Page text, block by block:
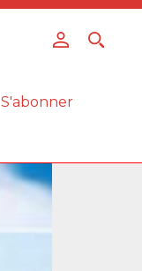
S'abonner